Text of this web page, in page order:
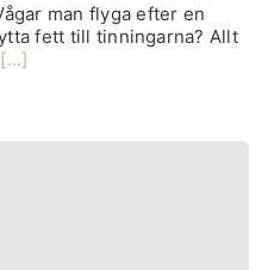
man flyga efter en
fett till tinningarna? Allt
[...]